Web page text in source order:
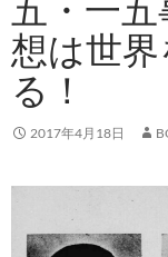
五・一
想は世
る！
2017年4月18日